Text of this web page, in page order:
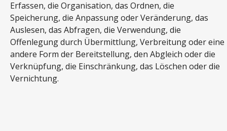
Erfassen, die Organisation, das Ordnen, die
Speicherung, die Anpassung oder Veränderung, das
Auslesen, das Abfragen, die Verwendung, die
Offenlegung durch Übermittlung, Verbreitung oder eine
andere Form der Bereitstellung, den Abgleich oder die
Verknüpfung, die Einschränkung, das Löschen oder die
Vernichtung.